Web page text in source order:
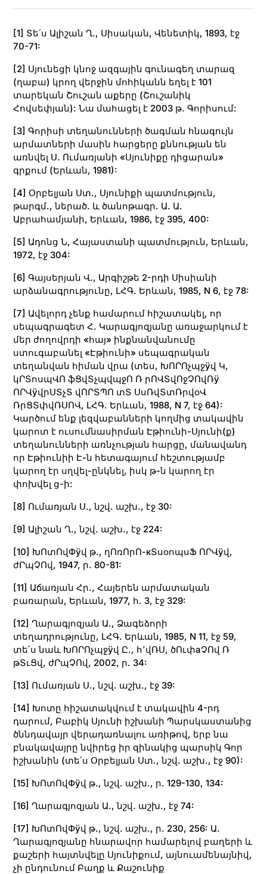
[1] Տե՛ս Ալիշան Ղ., Սիսական, Վենետիկ, 1893, էջ
70-71:
[2] Սյունեցի կնոջ ազգային գունագեղ տարազ
(ղաբա) կրող վերջին մոհիկանն եղել է 101
տարեկան Շուշան աքերը (Շուշանիկ
Հովսեփյան): Նա մահացել է 2003 թ. Գորիսում:
[3] Գորիսի տեղանունների ծագման հնագույն
արմատների մասին հարցերը քննության են
առնվել Ս. Ումառյանի «Սյունիքը դիցարան»
գրքում (Երևան, 1981):
[4] Օրբելյան Ստ., Սյունիքի պատմություն,
թարգմ., ներած. և ծանոթագր. Ա. Ա.
Աբրահամյանի, Երևան, 1986, էջ 395, 400:
[5] Ադոնց Ն, Հայաստանի պատմություն, Երևան,
1972, էջ 304:
[6] Գայսերյան Վ., Արգիշթե 2-րդի Սիսիանի
արձանագրությունը, ԼՀԳ. Երևան, 1985, N 6, էջ 78:
[7] Ավելորդ չենք համարում հիշատակել, որ
սեպագրագետ Հ. Կարագյոզյանը առաջարկում է
մեր ժողովրդի «հայ» ինքնանվանումը
ստուգաբանել «Էթիունի» սեպագրական
տեղանվան հիման վրա (տես, ԽՈՐՈչպջÿվ Կ,
կՐՏոսպՎՈ ֆՑվՏչպվպջՈ Ռ րՈՎՏվՈջՉՈվՌÿ
ՈՐՎÿվրՍՏչՏ վՈՐՏՊՈ տՏ ՍսՌվՏտՌրվօՎ
ՌրՑՏփվՌՍՈՎ, ԼՀԳ. Երևան, 1988, N 7, էջ 64):
Կարծում ենք լեզվաբանների կողմից տակավին
կարոտ է ուսումնասիրման Էթիունի-Սյունի(ք)
տեղանունների առնչության հարցը, մանավանդ
որ Էթիունիի Է-ն հետագայում հեշտությամբ
կարող էր սղվել-ընկնել, իսկ թ-ն կարող էր
փոխվել ց-ի:
[8] Ումառյան Ս., նշվ. աշխ., էջ 30:
[9] Ալիշան Ղ., նշվ. աշխ., էջ 224:
[10] ԽՈտՈվՓÿվ թ., ղՈռՈրՈ-кՏսօոպսՖ ՈՐՎÿվ,
ժՐպՉՈվ, 1947, ր. 80-81:
[11] Աճառյան Հր., Հայերեն արմատական
բառարան, Երևան, 1977, հ. 3, էջ 329:
[12] Ղարագյոզյան Ա., Ձագեձորի
տեղադրությունը, ԼՀԳ. Երևան, 1985, N 11, էջ 59,
տե՛ս նաև ԽՈՐՈչպջÿվ Ը., հ՚վՌՍ, ծՈւփаՉՈվ Ռ
թՏւՑվ, ժՐպՉՈվ, 2002, ր. 34:
[13] Ումառյան Ս., նշվ. աշխ., էջ 39:
[14] Խոտը հիշատակվում է տակավին 4-րդ
դարում, Բաբիկ Սյունի իշխանի Պարսկաստանից
ծննդավայր վերադառնալու առիթով, երբ նա
բնակավայրը նվիրեց իր զինակից պարսիկ Գոր
իշխանին (տե՛ս Օրբելյան Ստ., նշվ. աշխ., էջ 90):
[15] ԽՈտՈվՓÿվ թ., նշվ. աշխ., ր. 129-130, 134:
[16] Ղարագյոզյան Ա., նշվ. աշխ., էջ 74:
[17] ԽՈտՈվՓÿվ թ., նշվ. աշխ., ր. 230, 256: Ա.
Ղարագյոզյանը հնարավոր համարելով բաղերի և
քաշերի հայտնվելը Սյունիքում, այնուամենայնիվ,
չի ընդունում Բաղք և Քաշունիք